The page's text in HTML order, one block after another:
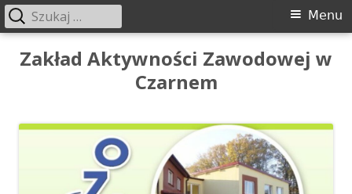
Przeskocz
Zakład Aktywności Zawodowej w
Czarnem
Menu
główne
Menu
Szukaj: